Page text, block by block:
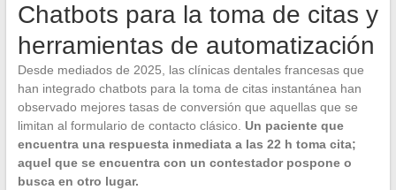
Chatbots para la toma de citas y
herramientas de automatización
Desde mediados de 2025, las clínicas dentales francesas que
han integrado chatbots para la toma de citas instantánea han
observado mejores tasas de conversión que aquellas que se
limitan al formulario de contacto clásico. Un paciente que
encuentra una respuesta inmediata a las 22 h toma cita;
aquel que se encuentra con un contestador pospone o
busca en otro lugar.